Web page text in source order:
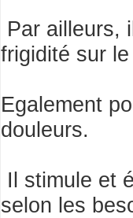
Par ailleurs,
frigidité sur
Egalement
douleurs.
Il stimule et
selon les